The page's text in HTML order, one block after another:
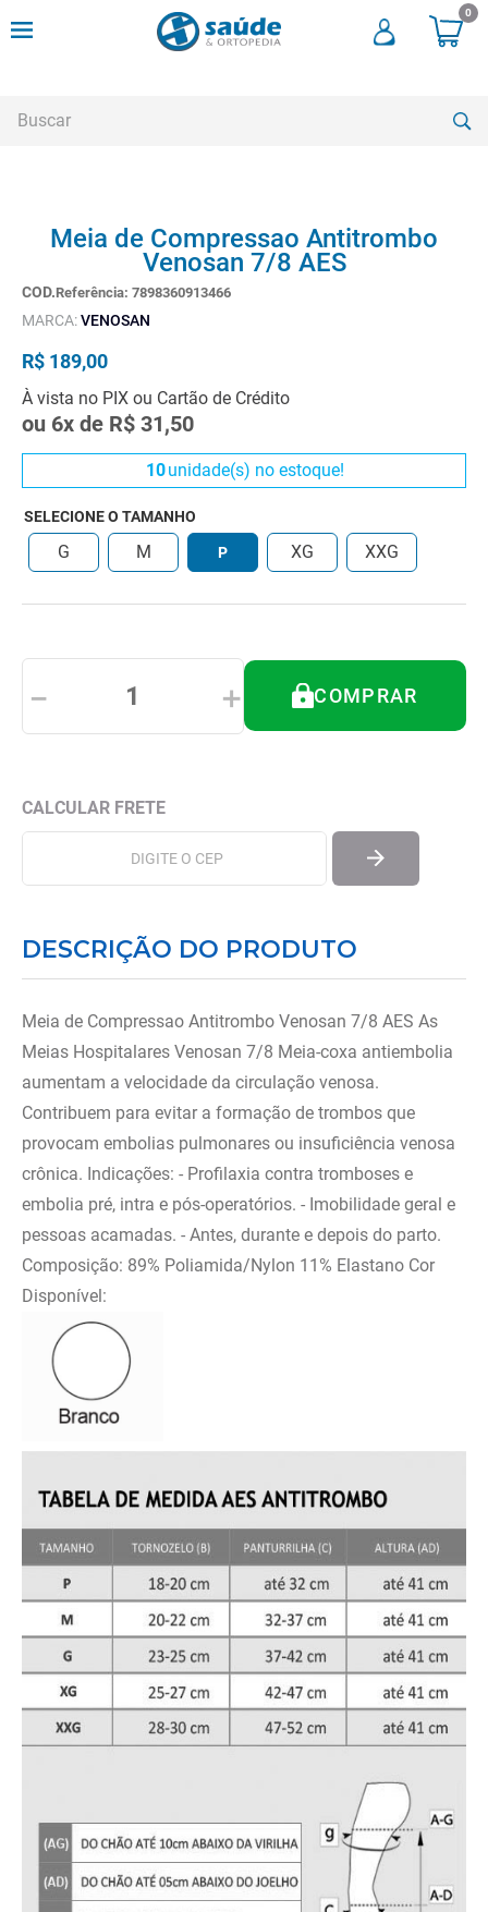
0
Meia de Compressao Antitrombo
Venosan 7/8 AES
Referência: 7898360913466
MARCA:VENOSAN
R$ 189,00
À vista no PIX ou Cartão de Crédito
ou 6x de R$ 31,50
10unidade(s) no estoque!
SELECIONE O TAMANHO
G M P XG XXG
＋
－ COMPRAR
DESCRIÇÃO DO PRODUTO
Meia de Compressao Antitrombo Venosan 7/8 AES As
Meias Hospitalares Venosan 7/8 Meia-coxa antiembolia
aumentam a velocidade da circulação venosa.
Contribuem para evitar a formação de trombos que
provocam embolias pulmonares ou insuficiência venosa
crônica. Indicações: - Profilaxia contra tromboses e
embolia pré, intra e pós-operatórios. - Imobilidade geral e
pessoas acamadas. - Antes, durante e depois do parto.
Composição: 89% Poliamida/Nylon 11% Elastano Cor
Disponível:
andadores
meia compressao
3º
cadeira rodas
4º
bota imobilizadora
5º
andador
6º
imobilizador joelho
cadeira rodas agile
8º
tipoia
9º
cadeira higienica